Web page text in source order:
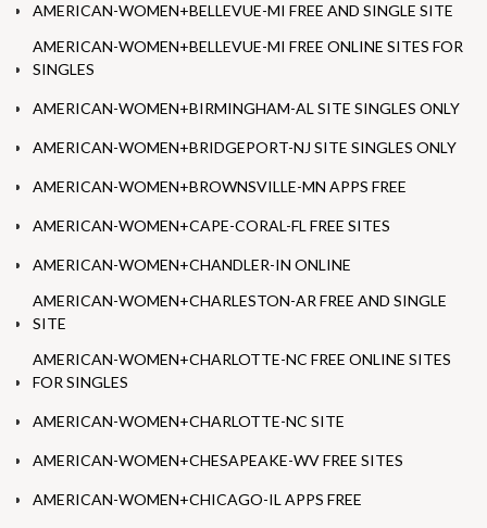
AMERICAN-WOMEN+BELLEVUE-MI FREE AND SINGLE SITE
AMERICAN-WOMEN+BELLEVUE-MI FREE ONLINE SITES FOR
SINGLES
AMERICAN-WOMEN+BIRMINGHAM-AL SITE SINGLES ONLY
AMERICAN-WOMEN+BRIDGEPORT-NJ SITE SINGLES ONLY
AMERICAN-WOMEN+BROWNSVILLE-MN APPS FREE
AMERICAN-WOMEN+CAPE-CORAL-FL FREE SITES
AMERICAN-WOMEN+CHANDLER-IN ONLINE
AMERICAN-WOMEN+CHARLESTON-AR FREE AND SINGLE
SITE
AMERICAN-WOMEN+CHARLOTTE-NC FREE ONLINE SITES
FOR SINGLES
AMERICAN-WOMEN+CHARLOTTE-NC SITE
AMERICAN-WOMEN+CHESAPEAKE-WV FREE SITES
AMERICAN-WOMEN+CHICAGO-IL APPS FREE